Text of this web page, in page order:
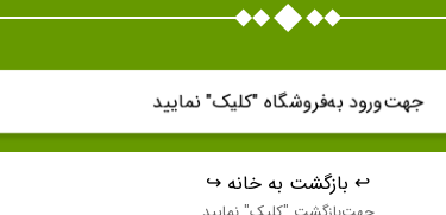
جهت‌ورود به‌فروشگاه "كليک" نماييد
↩️ بازگشت به خانه ↪️